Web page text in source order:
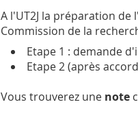
A l'UT2J la préparation
Commission de la
Etape 1 : demande
Etape 2 (après
Vous trouverez une note